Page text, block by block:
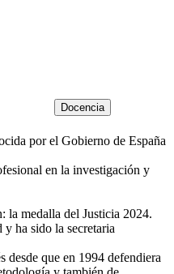
por el Gobierno de España
en la investigación y
la medalla del Justicia 2024.
ha sido la secretaria
desde que en 1994 defendiera